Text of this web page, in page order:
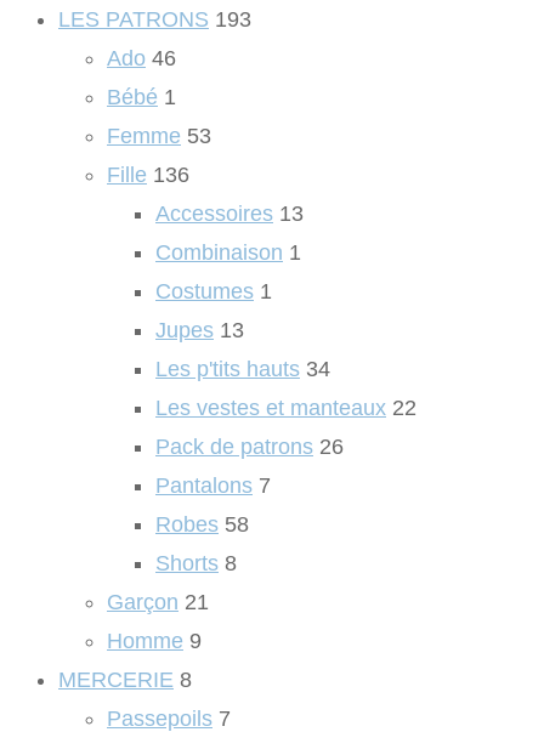
LES PATRONS 193
Ado 46
Bébé 1
Femme 53
Fille 136
Accessoires 13
Combinaison 1
Costumes 1
Jupes 13
Les p'tits hauts 34
Les vestes et manteaux 22
Pack de patrons 26
Pantalons 7
Robes 58
Shorts 8
Garçon 21
Homme 9
MERCERIE 8
Passepoils 7